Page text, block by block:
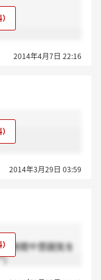
2014年4月7日 22:16
2014年3月29日 03:59
時間や雰囲気を